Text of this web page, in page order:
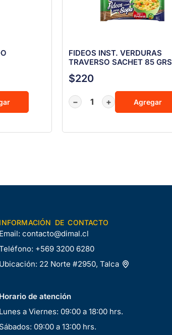
FIDEOS INST. VERDURAS
TRAVERSO SACHET 85 GRS
$220
− + Agregar
INFORMACIÓN DE CONTACTO
Email:contacto@dimal.cl
+569 3200 6280
Ubicación: 22 Norte #2950, Talca
Horario de atención
Lunes a Viernes: 09:00 a 18:00 hrs.
Sábados: 09:00 a 13:00 hrs.